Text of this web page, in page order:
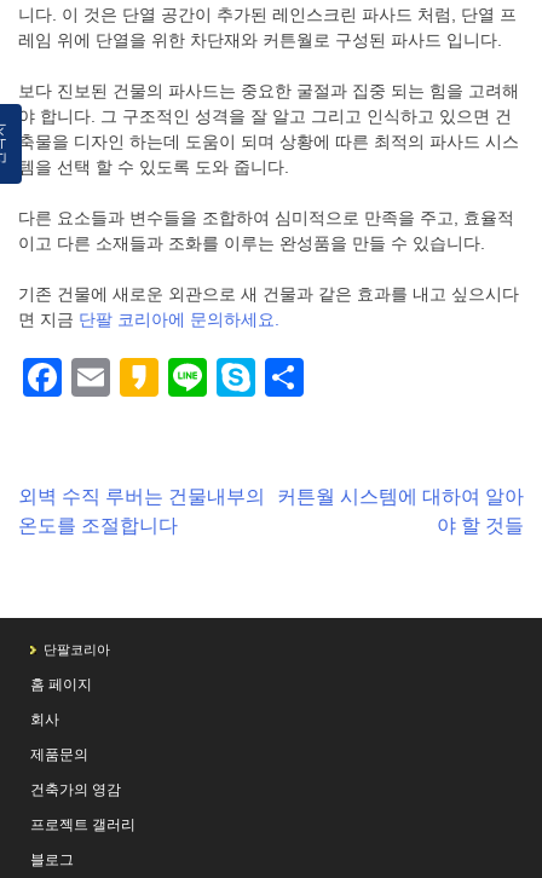
니다. 이 것은 단열 공간이 추가된 레인스크린 파사드 처럼, 단열 프
레임 위에 단열을 위한 차단재와 커튼월로 구성된 파사드 입니다.
보다 진보된 건물의 파사드는 중요한 굴절과 집중 되는 힘을 고려해
야 합니다. 그 구조적인 성격을 잘 알고 그리고 인식하고 있으면 건
축물을 디자인 하는데 도움이 되며 상황에 따른 최적의 파사드 시스
템을 선택 할 수 있도록 도와 줍니다.
다른 요소들과 변수들을 조합하여 심미적으로 만족을 주고, 효율적
이고 다른 소재들과 조화를 이루는 완성품을 만들 수 있습니다.
기존 건물에 새로운 외관으로 새 건물과 같은 효과를 내고 싶으시다
면 지금 단팔 코리아에 문의하세요.
Facebook
EmailKakaoLineSkype
Post
navigation
외벽 수직 루버는 건물내부의
온도를 조절합니다
커튼월 시스템에 대하여 알아
야 할 것들
단팔코리아
홈 페이지
회사
제품문의
건축가의 영감
프로젝트 갤러리
블로그